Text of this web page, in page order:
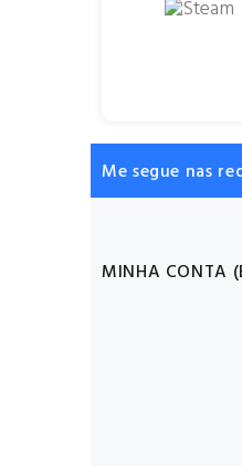
Me segue nas
MINHA CONTA